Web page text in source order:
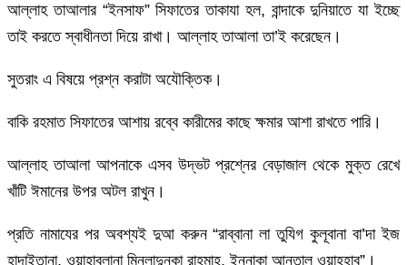
আল্লাহ তাআলার “ইনসাফ” সিফাতের তাকাযা হল, বান্দাকে দুনিয়াতে যা ইচ্ছে
তাই করতে স্বাধীনতা দিয়ে রাখা। আল্লাহ তাআলা তা’ই করেছেন।
সুতরাং এ বিষয়ে প্রশ্ন করাটা অযৌক্তিক।
বাকি রহমাত সিফাতের আশায় রব্বে কারীমের কাছে ক্ষমার আশা রাখতে পারি।
আল্লাহ তাআলা আপনাকে এসব উদ্ভট প্রশ্নের বেড়াজাল থেকে মুক্ত রেখে
খাঁটি ঈমানের উপর অটল রাখুন।
প্রতি নামাযের পর অবশ্যই দুআ করুন “রাব্বানা লা তুযিগ কুলূবানা বা’দা ইজ
হাদাইতানা, ওয়াহাবলানা মিনলাদুনকা রাহমাহ, ইন্নাকা আন্তাল ওয়াহহাব”।